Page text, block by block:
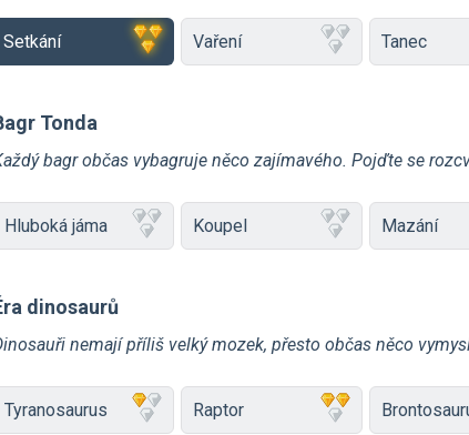
Setkání Vaření Tanec
Tonda
bagr občas vybagruje něco zajímavého. Pojďte se
Hluboká jáma Koupel Mazání
dinosaurů
nemají příliš velký mozek, přesto občas něco
Tyranosaurus Raptor